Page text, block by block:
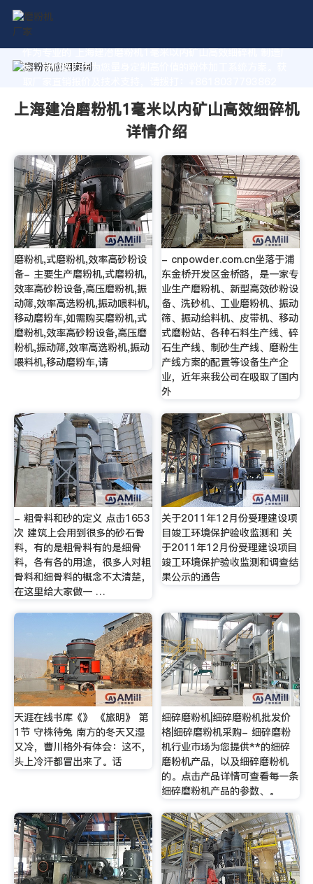
作为专业的 上海建冶磨粉机1毫米以内矿山高效细碎机 制造厂
家，我们致力于为您量身定制高价值的粉体加工系统方案。获
上海建冶磨粉机1毫米以内矿山高效细碎机
详情介绍
磨粉机,式磨粉机,效率高砂粉设
备- 主要生产磨粉机,式磨粉机,
效率高砂粉设备,高压磨粉机,振
动筛,效率高选粉机,振动喂料机,
移动磨粉车,如需购买磨粉机,式
磨粉机,效率高砂粉设备,高压磨
粉机,振动筛,效率高选粉机,振动
喂料机,移动磨粉车,请
- cnpowder.com.cn坐落于浦
东金桥开发区金桥路，是一家专
业生产磨粉机、新型高效砂粉设
备、洗砂机、工业磨粉机、振动
筛、振动给料机、皮带机、移动
式磨粉站、各种石料生产线、碎
石生产线、制砂生产线、磨粉生
产线方案的配置等设备生产企
业，近年来我公司在吸取了国内
外
- 粗骨料和砂的定义 点击1653
次 建筑上会用到很多的砂石骨
料，有的是粗骨料有的是细骨
料，各有各的用途，很多人对粗
骨料和细骨料的概念不太清楚，
在这里给大家做一 …
关于2011年12月份受理建设项
目竣工环境保护验收监测和 关
于2011年12月份受理建设项目
竣工环境保护验收监测和调查结
果公示的通告
天涯在线书库《》 《旅明》 第
1节 守株待兔 南方的冬天又湿
又冷，曹川格外有体会：这不，
头上冷汗都冒出来了。话
细碎磨粉机|细碎磨粉机批发价
格|细碎磨粉机采购- 细碎磨粉
机行业市场为您提供**的细碎
磨粉机产品，以及细碎磨粉机
的。点击产品详情可查看每一条
细碎磨粉机产品的参数、。